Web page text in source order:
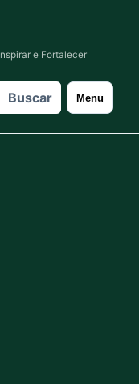
e Fortalecer
Buscar Menu